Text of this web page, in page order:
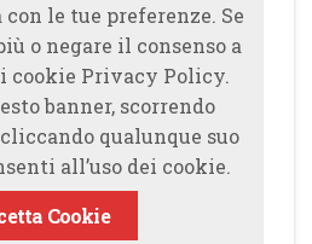
le tue preferenze. Se
o negare il consenso a
cookie Privacy Policy.
banner, scorrendo
qualunque suo
all’uso dei cookie.
Cookie